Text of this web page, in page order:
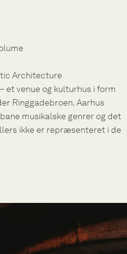
Architecture
et venue og kulturhus i form
Ringgadebroen. Aarhus
musikalske genrer og det
ikke er repræsenteret i de